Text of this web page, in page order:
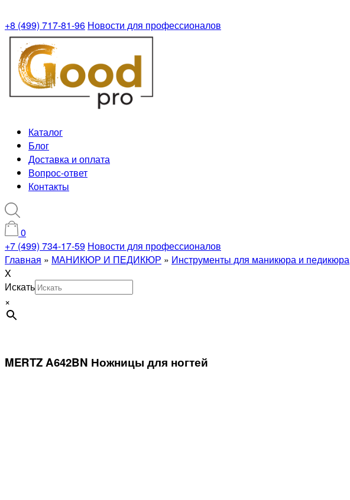
+8 (499) 717-81-96 Новости для профессионалов
Каталог
Блог
Доставка и оплата
Вопрос-ответ
Контакты
0
+7 (499) 734-17-59 Новости для профессионалов
Главная » МАНИКЮР И ПЕДИКЮР » Инструменты для маникюра и педикюра
X
Искать
×
MERTZ A642BN Ножницы для ногтей